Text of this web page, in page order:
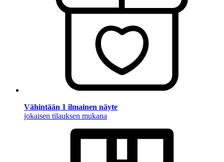
Vähintään 1 ilmainen näyte
jokaisen tilauksen mukana